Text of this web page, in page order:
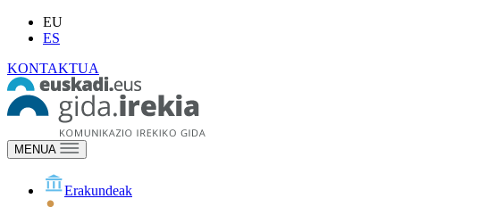
EU
ES
KONTAKTUA
MENUA
Erakundeak